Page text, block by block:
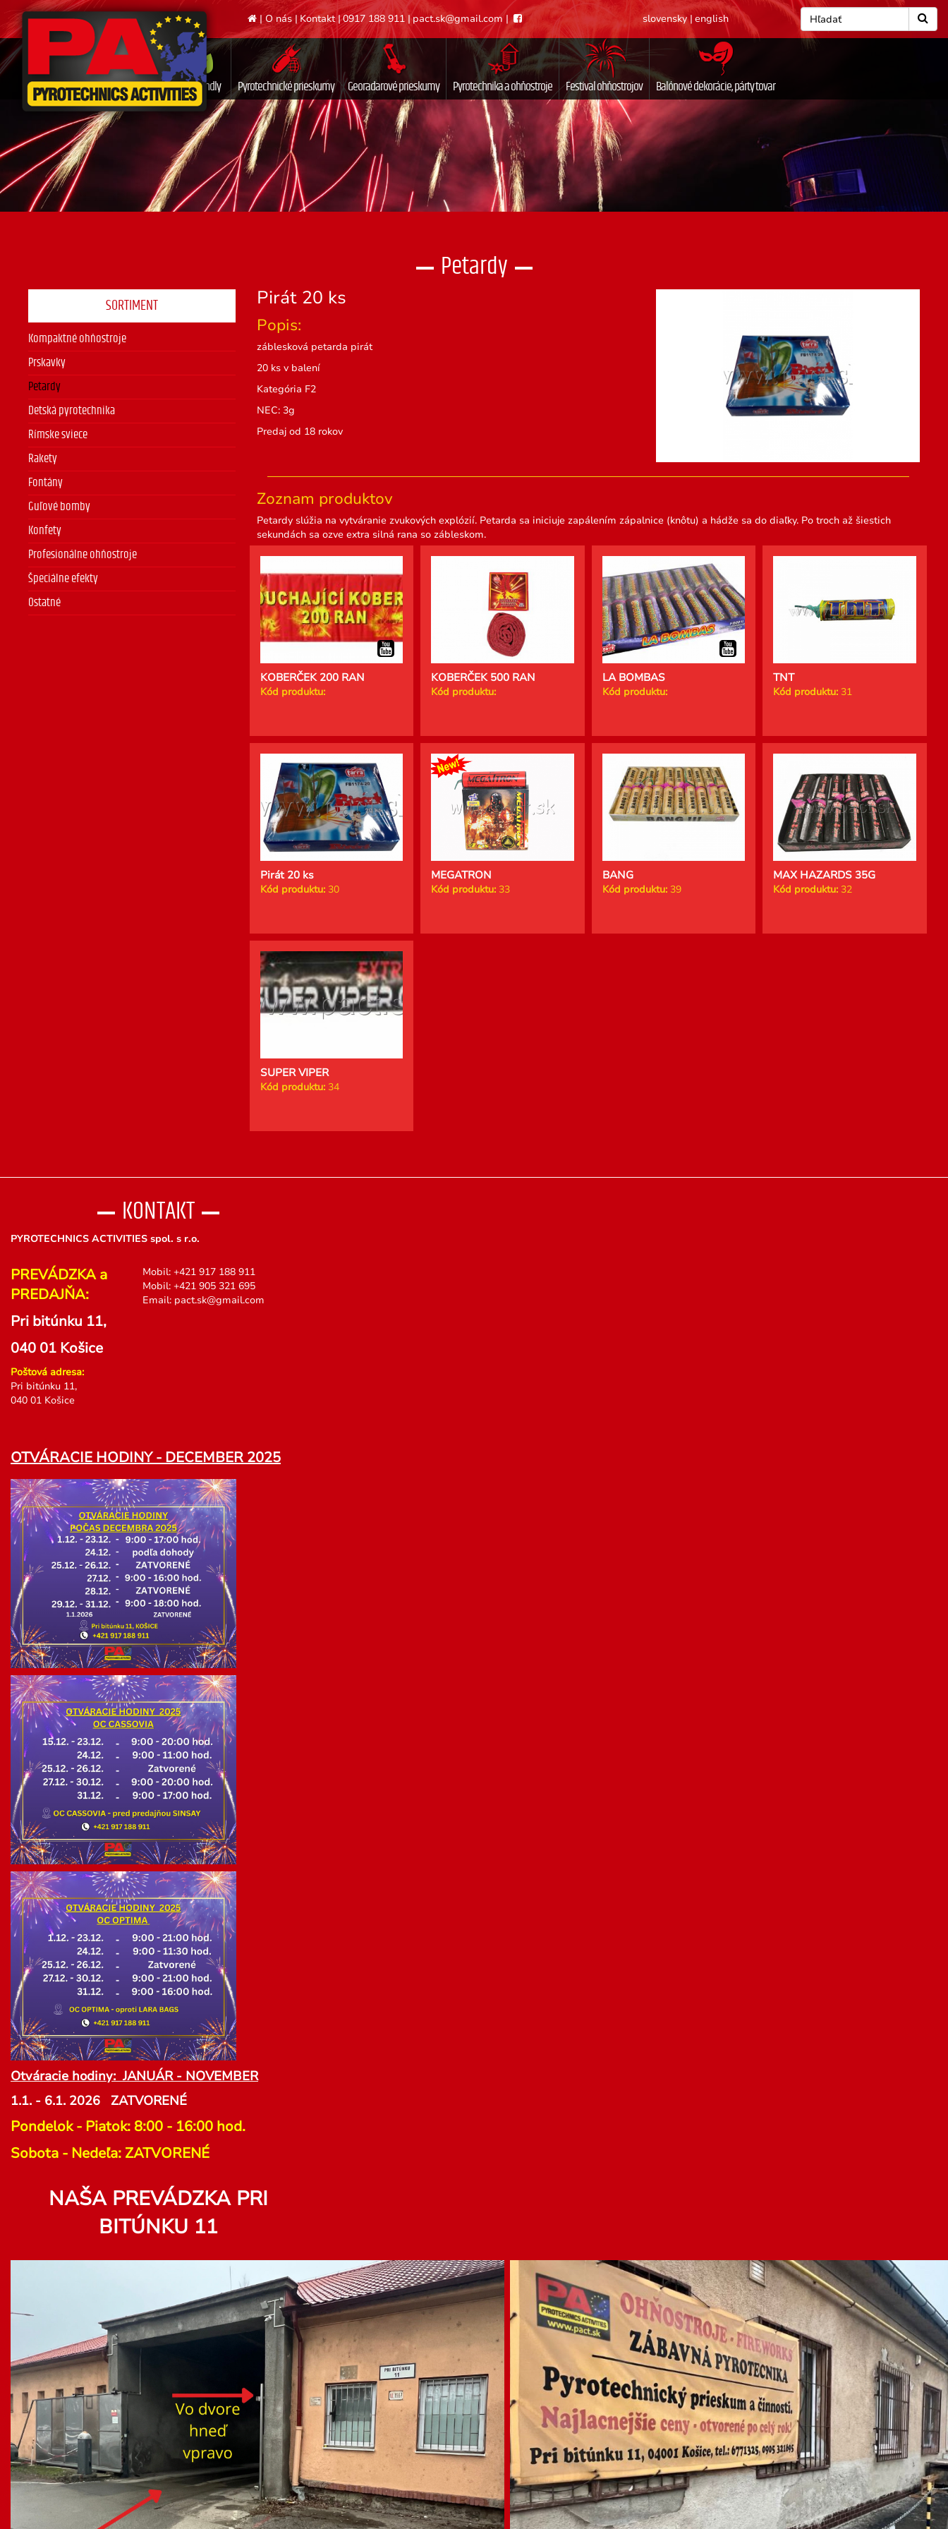
| O nás | Kontakt|0917 188 911| pact.sk@gmail.com| slovensky| english
Ecofriendly Pyrotechnické prieskumy Georadarové prieskumy Pyrotechnika a ohňostroje Festival ohňostrojov Balónové dekorácie, párty tovar
Petardy
SORTIMENT
Kompaktné ohňostroje
Prskavky
Petardy
Detská pyrotechnika
Rímske sviece
Rakety
Fontány
Guľové bomby
Konfety
Profesionálne ohňostroje
Špeciálne efekty
Ostatné
Pirát 20 ks
Popis:
záblesková petarda pirát
20 ks v balení
Kategória F2
NEC: 3g
Predaj od 18 rokov
Zoznam produktov
Petardy slúžia na vytváranie zvukových explózií. Petarda sa iniciuje zapálením zápalnice (knôtu) a hádže sa do diaľky. Po troch až šiestich
sekundách sa ozve extra silná rana so zábleskom.
KOBERČEK 200 RAN
Kód produktu:
KOBERČEK 500 RAN
Kód produktu:
LA BOMBAS
Kód produktu:
TNT
Kód produktu: 31
Pirát 20 ks
Kód produktu:30
MEGATRON
Kód produktu: 33
BANG
Kód produktu:39
MAX HAZARDS 35G
Kód produktu: 32
SUPER VIPER
Kód produktu:34
KONTAKT
PYROTECHNICS ACTIVITIES spol. s r.o.
PREVÁDZKA a
PREDAJŇA:
Pri bitúnku 11,
040 01 Košice
Poštová adresa:
Pri bitúnku 11,
040 01 Košice
Mobil:+421 917 188 911
Mobil:+421 905 321 695
Email: pact.sk@gmail.com
OTVÁRACIE HODINY - DECEMBER 2025
Otváracie hodiny: JANUÁR - NOVEMBER
1.1. - 6.1. 2026 ZATVORENÉ
Pondelok - Piatok: 8:00 - 16:00 hod.
Sobota - Nedeľa: ZATVORENÉ
NAŠA PREVÁDZKA PRI
BITÚNKU 11